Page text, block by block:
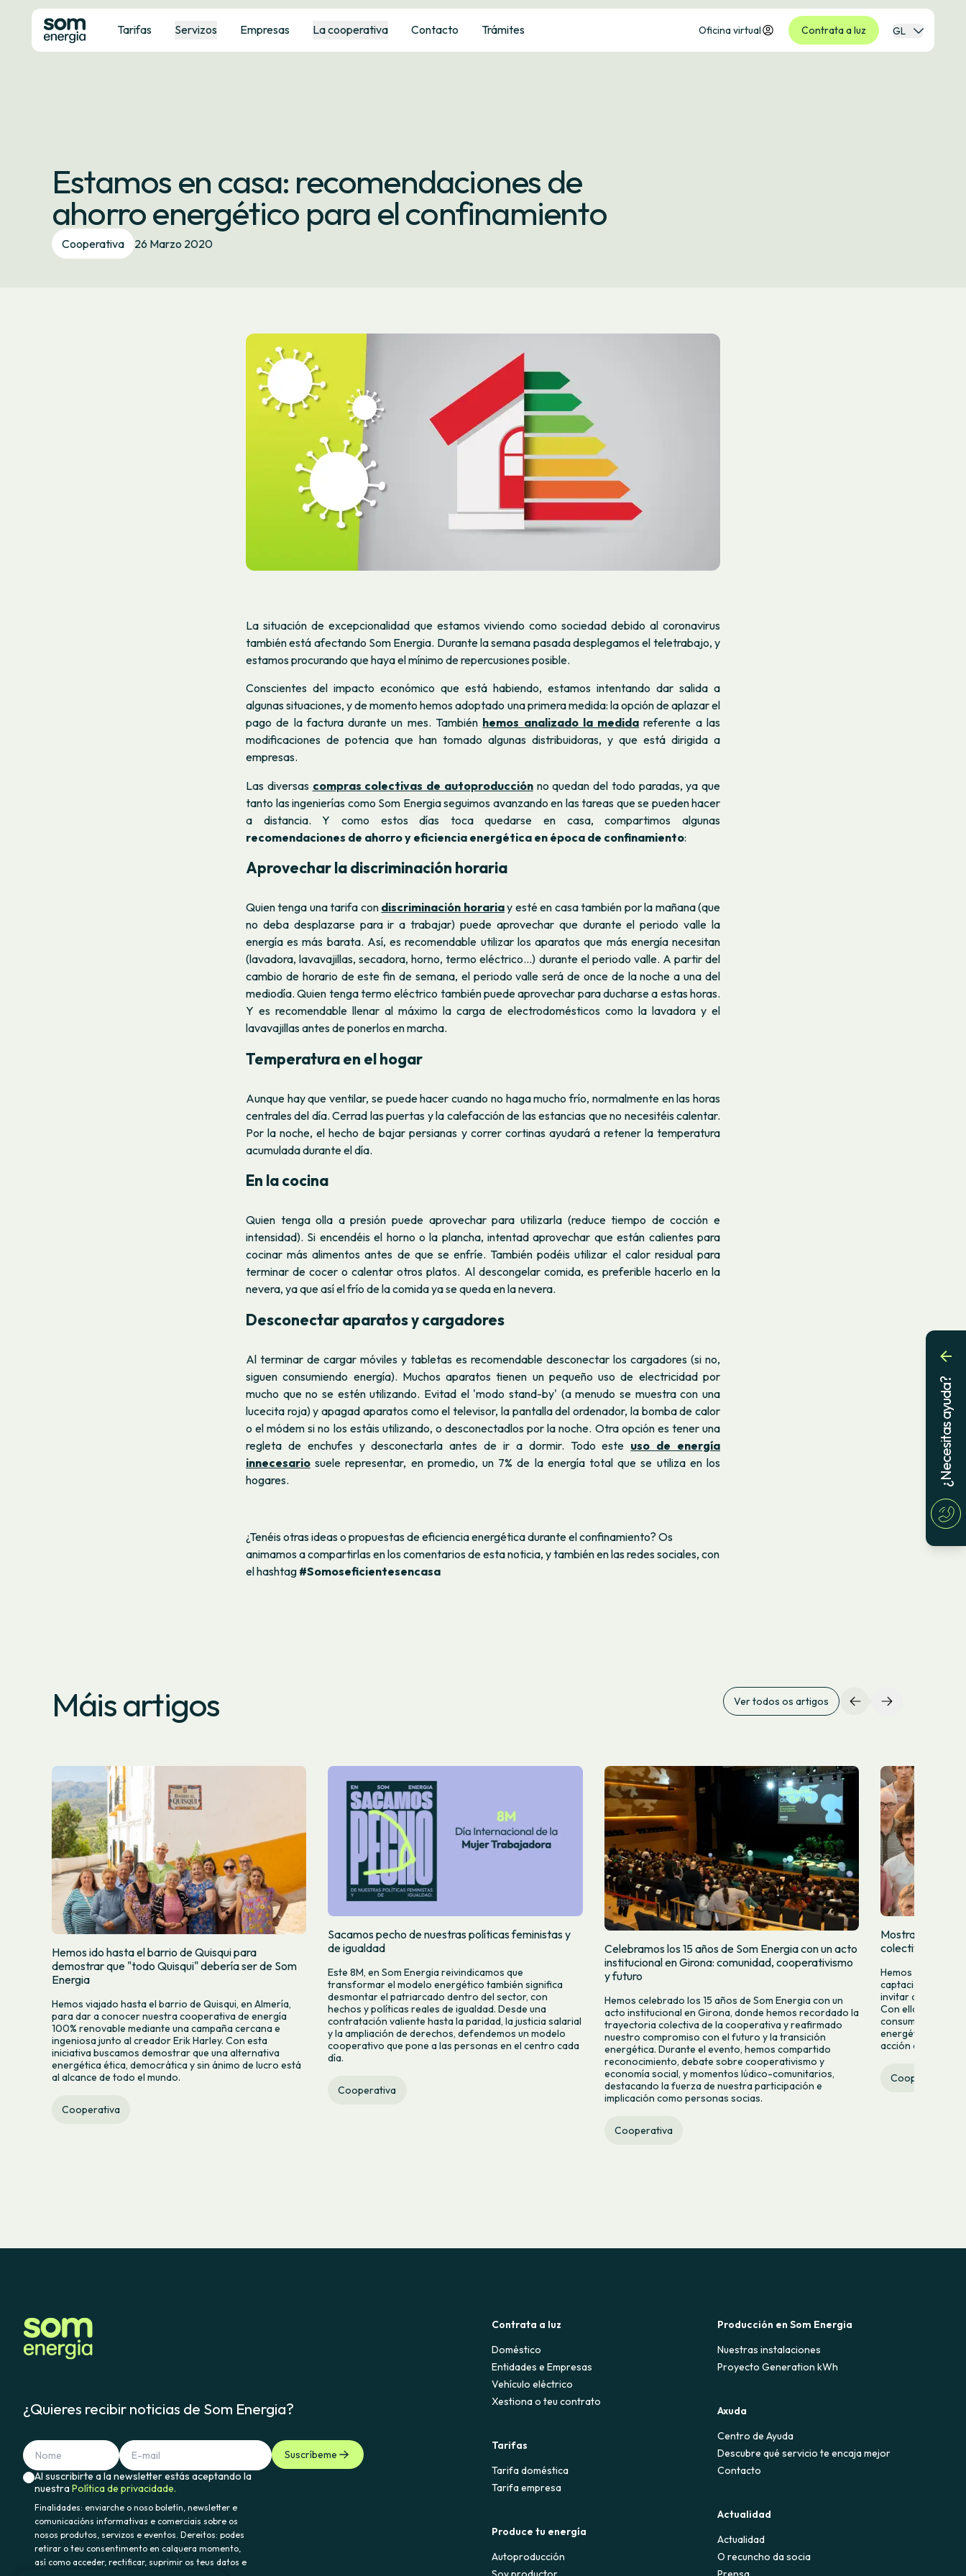
Tarifas Servizos Empresas La cooperativa Contacto Trámites Oficina virtual Contrata a luz GL
Estamos en casa: recomendaciones de
ahorro energético para el confinamiento
Cooperativa 26 Marzo 2020
La situación de excepcionalidad que estamos viviendo como sociedad debido al coronavirus
también está afectando Som Energia. Durante la semana pasada desplegamos el teletrabajo, y
estamos procurando que haya el mínimo de repercusiones posible.
Conscientes del impacto económico que está habiendo, estamos intentando dar salida a
algunas situaciones, y de momento hemos adoptado una primera medida: la opción de aplazar el
pago de la factura durante un mes. También hemos analizado la medida referente a las
modificaciones de potencia que han tomado algunas distribuidoras, y que está dirigida a
empresas.
Las diversas compras colectivas de autoproducciónno quedan del todo paradas, ya que
tanto las ingenierías como Som Energia seguimos avanzando en las tareas que se pueden hacer
a distancia. Y como estos días toca quedarse en casa, compartimos algunas
recomendaciones de ahorro y eficiencia energética en época de confinamiento:
Aprovechar la discriminación horaria
Quien tenga una tarifa con discriminación horariay esté en casa también por la mañana (que
no deba desplazarse para ir a trabajar) puede aprovechar que durante el periodo valle la
energía es más barata. Así, es recomendable utilizar los aparatos que más energía necesitan
(lavadora, lavavajillas, secadora, horno, termo eléctrico...) durante el periodo valle. A partir del
cambio de horario de este fin de semana, el periodo valle será de once de la noche a una del
mediodía. Quien tenga termo eléctrico también puede aprovechar para ducharse a estas horas.
Y es recomendable llenar al máximo la carga de electrodomésticos como la lavadora y el
lavavajillas antes de ponerlos en marcha.
Temperatura en el hogar
Aunque hay que ventilar, se puede hacer cuando no haga mucho frío, normalmente en las horas
centrales del día. Cerrad las puertas y la calefacción de las estancias que no necesitéis calentar.
Por la noche, el hecho de bajar persianas y correr cortinas ayudará a retener la temperatura
acumulada durante el día.
En la cocina
Quien tenga olla a presión puede aprovechar para utilizarla (reduce tiempo de cocción e
intensidad). Si encendéis el horno o la plancha, intentad aprovechar que están calientes para
cocinar más alimentos antes de que se enfríe. También podéis utilizar el calor residual para
terminar de cocer o calentar otros platos. Al descongelar comida, es preferible hacerlo en la
nevera, ya que así el frío de la comida ya se queda en la nevera.
Desconectar aparatos y cargadores
Al terminar de cargar móviles y tabletas es recomendable desconectar los cargadores (si no,
siguen consumiendo energía). Muchos aparatos tienen un pequeño uso de electricidad por
mucho que no se estén utilizando. Evitad el 'modo stand-by' (a menudo se muestra con una
lucecita roja) y apagad aparatos como el televisor, la pantalla del ordenador, la bomba de calor
o el módem si no los estáis utilizando, o desconectadlos por la noche. Otra opción es tener una
regleta de enchufes y desconectarla antes de ir a dormir. Todo este uso de energía
innecesario suele representar, en promedio, un 7% de la energía total que se utiliza en los
hogares.
¿Tenéis otras ideas o propuestas de eficiencia energética durante el confinamiento? Os
animamos a compartirlas en los comentarios de esta noticia, y también en las redes sociales, con
el hashtag #Somoseficientesencasa
Máis artigos Ver todos os artigos
Hemos ido hasta el barrio de Quisqui para
demostrar que "todo Quisqui" debería ser de Som
Energia
Hemos viajado hasta el barrio de Quisqui, en Almería,
para dar a conocer nuestra cooperativa de energía
100% renovable mediante una campaña cercana e
ingeniosa junto al creador Erik Harley. Con esta
iniciativa buscamos demostrar que una alternativa
energética ética, democrática y sin ánimo de lucro está
al alcance de todo el mundo.
Cooperativa
Sacamos pecho de nuestras políticas feministas y
de igualdad
Este 8M, en Som Energia reivindicamos que
transformar el modelo energético también significa
desmontar el patriarcado dentro del sector, con
hechos y políticas reales de igualdad. Desde una
contratación valiente hasta la paridad, la justicia salarial
y la ampliación de derechos, defendemos un modelo
cooperativo que pone a las personas en el centro cada
día.
Cooperativa
Celebramos los 15 años de Som Energia con un acto
institucional en Girona: comunidad, cooperativismo
y futuro
Hemos celebrado los 15 años de Som Energia con un
acto institucional en Girona, donde hemos recordado la
trayectoria colectiva de la cooperativa y reafirmado
nuestro compromiso con el futuro y la transición
energética. Durante el evento, hemos compartido
reconocimiento, debate sobre cooperativismo y
economía social, y momentos lúdico-comunitarios,
destacando la fuerza de nuestra participación e
implicación como personas socias.
Cooperativa
Mostramos
colectivamente
Hemos lanzado
captación para
invitar a más
Con ella
consumir energía
energético desde
acción colectiva.
Cooperativa
¿Quieres recibir noticias de Som Energia?
Suscríbeme
Al suscribirte a la newsletter estás aceptando la
nuestraPolítica de privacidade.
Finalidades: enviarche o noso boletín, newsletter e
comunicacións informativas e comerciais sobre os
nosos produtos, servizos e eventos. Dereitos: podes
retirar o teu consentimento en calquera momento,
así como acceder, rectificar, suprimir os teus datos e
Contrata a luz
Doméstico
Entidades e Empresas
Vehículo eléctrico
Xestiona o teu contrato
Tarifas
Tarifa doméstica
Tarifa empresa
Produce tu energía
Autoproducción
Producción en Som Energia
Nuestras instalaciones
Proyecto Generation kWh
Axuda
Centro de Ayuda
Descubre qué servicio te encaja mejor
Contacto
Actualidad
Actualidad
O recuncho da socia
¿Necesitas ayuda?